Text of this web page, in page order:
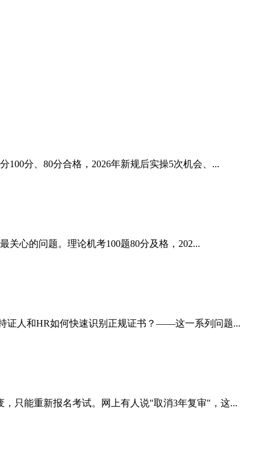
分、80分合格，2026年新规后实操5次机会、...
心的问题。理论机考100题80分及格，202...
证人和HR如何快速识别正规证书？——这一系列问题...
只能重新报名考试。网上有人说"取消3年复审"，这...